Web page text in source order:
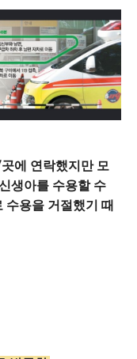
에 연락했지만 모
생아를 수용할 수
수용을 거절했기 때